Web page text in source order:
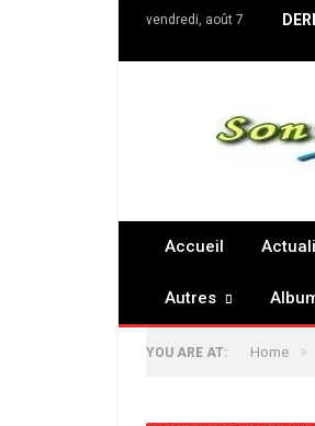
vendredi, août 7
Accueil
Autres
YOU ARE AT: Home »